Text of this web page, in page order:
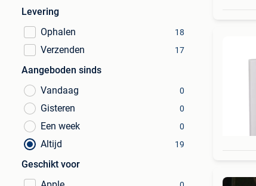
Levering
Ophalen
18
Verzenden 17
Aangeboden sinds
Vandaag
0
Gisteren 0
Een week 0
Altijd 19
Geschikt voor